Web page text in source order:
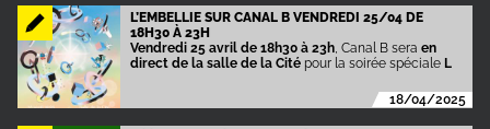
L’EMBELLIE SUR CANAL B VENDREDI 25/04 DE
18H30 À 23H
Vendredi 25 avril de 18h30 à 23h, Canal B seraen
direct de la salle de la Cité pour la soirée spéciale L
18/04/2025